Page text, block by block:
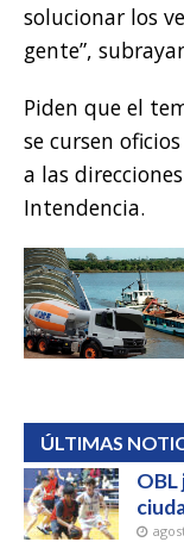
solucionar los
gente”,
Piden que el
se cursen
a las
Intendencia.
ÚLTIMAS